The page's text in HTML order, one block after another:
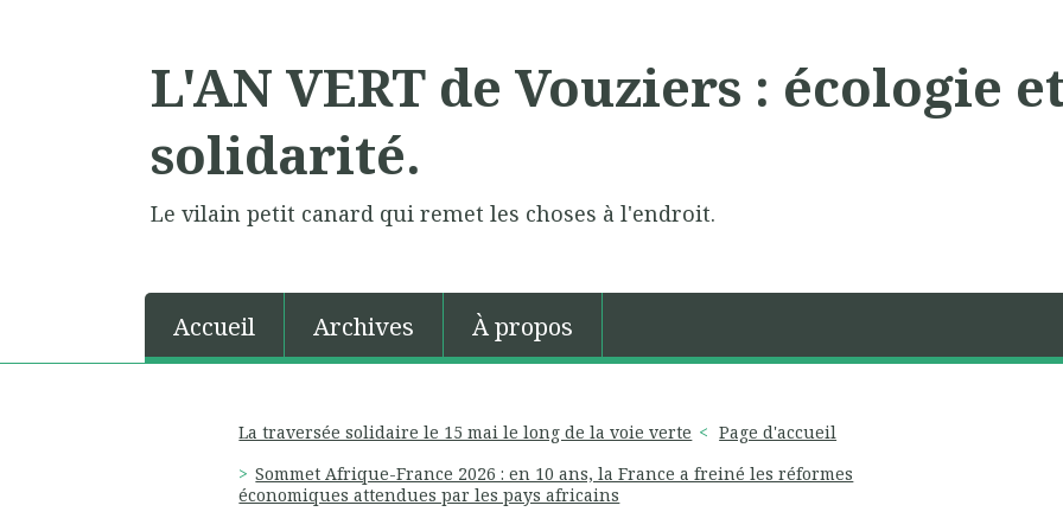
L'AN VERT de Vouziers : écologie
solidarité.
Le vilain petit canard qui remet les choses à l'endroit.
Accueil Archives À propos
La traversée solidaire le 15 mai le long de la voie verte
Page d'accueil
Sommet Afrique-France 2026 : en 10 ans, la France a freiné les réformes
économiques attendues par les pays africains